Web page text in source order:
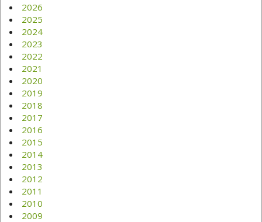
2026
2025
2024
2023
2022
2021
2020
2019
2018
2017
2016
2015
2014
2013
2012
2011
2010
2009